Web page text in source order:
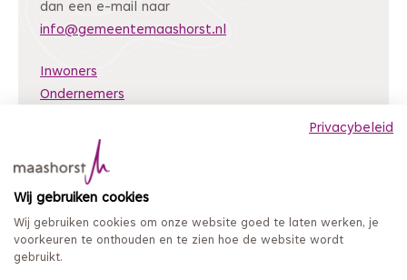
Privacybeleid
Wij gebruiken cookies
Wij gebruiken cookies om onze website goed te laten werken, je
voorkeuren te onthouden en te zien hoe de website wordt
gebruikt.
dan een e-mail naar
info@gemeentemaashorst.nl
Inwoners
Ondernemers
Archiefweb(Deze link gaat naar een andere website)
Coordinated Vulnerability Disclosure
Mijn loket
Privacy en persoonsgegevens